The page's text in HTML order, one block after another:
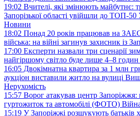
19:02 Вчителі, які змінюють майбутнє:
Запорізької області увійшли до ТОП-
Новини
18:02 Понад 20 років працював на
війська: на війні загинув захисник із
17:00 Експерти назвали три сценарії
найгіршому світло буде лише 4–8 годин
16:05 Двокімнатна квартира за 1 млн
аукціон виставили житло на вулиці
Нерухомість
15:57 Ворог атакував центр
гуртожиток та автомобілі (ФОТО)
15:19 У Запоріжжі розшукують батьків